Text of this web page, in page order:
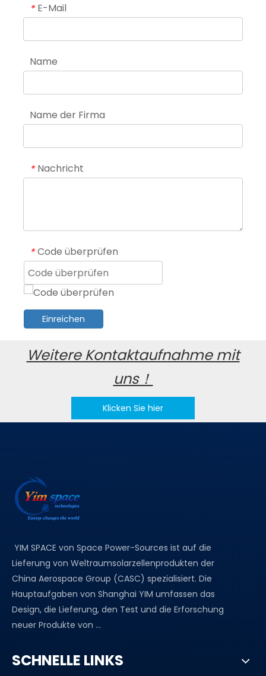
* E-Mail
Name
Name der Firma
* Nachricht
* Code überprüfen
Einreichen
Weitere Kontaktaufnahme mit
uns！
Klicken Sie hier
YIM SPACE von Space Power-Sources ist auf die
Lieferung von Weltraumsolarzellenprodukten der
China Aerospace Group (CASC) spezialisiert. Die
Hauptaufgaben von Shanghai YIM umfassen das
Design, die Lieferung, den Test und die Erforschung
neuer Produkte von ...
SCHNELLE LINKS